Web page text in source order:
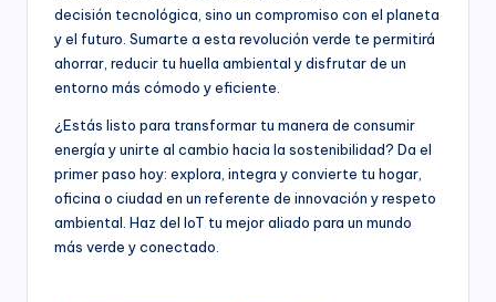
decisión tecnológica, sino un compromiso con el planeta
y el futuro. Sumarte a esta revolución verde te permitirá
ahorrar, reducir tu huella ambiental y disfrutar de un
entorno más cómodo y eficiente.
¿Estás listo para transformar tu manera de consumir
energía y unirte al cambio hacia la sostenibilidad? Da el
primer paso hoy: explora, integra y convierte tu hogar,
oficina o ciudad en un referente de innovación y respeto
ambiental. Haz del IoT tu mejor aliado para un mundo
más verde y conectado.